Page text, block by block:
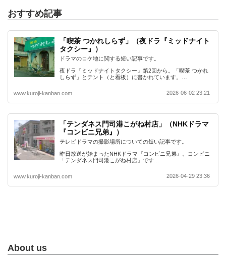
おすすめ記事
「喫茶 つかれしらず」（夜ドラ『ミッドナイト
タクシー』）
ドラマのロケ地に関する短い記事です。
夜ドラ『ミッドナイトタクシー』第2回から。「喫茶 つかれ
しらず」とテント（と看板）に書かれています。…
www.kuroji-kanban.com 2026-06-02 23:21
「テンダネス門司港こがね村店」（NHKドラマ
『コンビニ兄弟』）
テレビドラマの撮影場所についての短い記事です。
昨日放送が始まったNHKドラマ『コンビニ兄弟』。コンビニ
「テンダネス門司港こがね村店」です…
www.kuroji-kanban.com 2026-04-29 23:36
About us